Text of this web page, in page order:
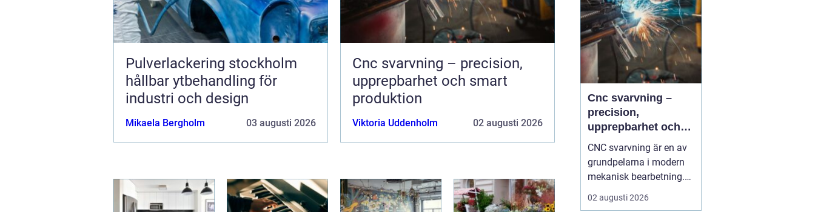
Pulverlackering stockholm
hållbar ytbehandling för
industri och design
Mikaela Bergholm 03 augusti 2026
Cnc svarvning – precision,
upprepbarhet och smart
produktion
Viktoria Uddenholm 02 augusti 2026
i...
Cnc svarvning –
precision,
upprepbarhet och
smart produktion
CNC svarvning är en av
grundpelarna i modern
mekanisk bearbetning.
Genom att kombinera
traditionell svarvteknik
02 augusti 2026